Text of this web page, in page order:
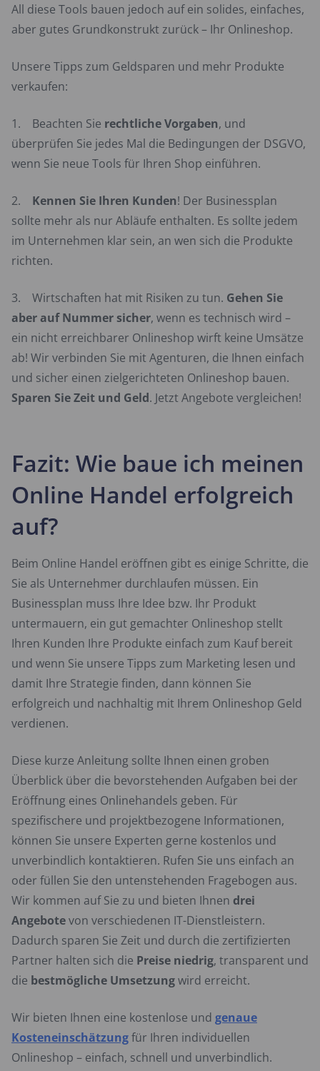
All diese Tools bauen jedoch auf ein solides, einfaches,
aber gutes Grundkonstrukt zurück – Ihr Onlineshop.
Unsere Tipps zum Geldsparen und mehr Produkte
verkaufen:
1. Beachten Sie rechtliche Vorgaben, und
überprüfen Sie jedes Mal die Bedingungen der DSGVO,
wenn Sie neue Tools für Ihren Shop einführen.
2. Kennen Sie Ihren Kunden! Der Businessplan
sollte mehr als nur Abläufe enthalten. Es sollte jedem
im Unternehmen klar sein, an wen sich die Produkte
richten.
3. Wirtschaften hat mit Risiken zu tun. Gehen Sie
aber auf Nummer sicher, wenn es technisch wird –
ein nicht erreichbarer Onlineshop wirft keine Umsätze
ab! Wir verbinden Sie mit Agenturen, die Ihnen einfach
und sicher einen zielgerichteten Onlineshop bauen.
Sparen Sie Zeit und Geld. Jetzt Angebote vergleichen!
Fazit: Wie baue ich meinen
Online Handel erfolgreich
auf?
Beim Online Handel eröffnen gibt es einige Schritte, die
Sie als Unternehmer durchlaufen müssen. Ein
Businessplan muss Ihre Idee bzw. Ihr Produkt
untermauern, ein gut gemachter Onlineshop stellt
Ihren Kunden Ihre Produkte einfach zum Kauf bereit
und wenn Sie unsere Tipps zum Marketing lesen und
damit Ihre Strategie finden, dann können Sie
erfolgreich und nachhaltig mit Ihrem Onlineshop Geld
verdienen.
Diese kurze Anleitung sollte Ihnen einen groben
Überblick über die bevorstehenden Aufgaben bei der
Eröffnung eines Onlinehandels geben. Für
spezifischere und projektbezogene Informationen,
können Sie unsere Experten gerne kostenlos und
unverbindlich kontaktieren. Rufen Sie uns einfach an
oder füllen Sie den untenstehenden Fragebogen aus.
Wir kommen auf Sie zu und bieten Ihnen drei
Angebotevon verschiedenen IT-Dienstleistern.
Dadurch sparen Sie Zeit und durch die zertifizierten
Partner halten sich die Preise niedrig, transparent und
die bestmögliche Umsetzungwird erreicht.
Wir bieten Ihnen eine kostenlose und genaue
Kosteneinschätzungfür Ihren individuellen
Onlineshop – einfach, schnell und unverbindlich.